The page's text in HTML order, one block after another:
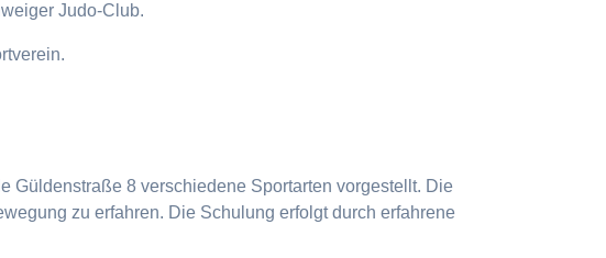
Judo-Club.
Güldenstraße 8 verschiedene Sportarten vorgestellt. Die
zu erfahren. Die Schulung erfolgt durch erfahrene